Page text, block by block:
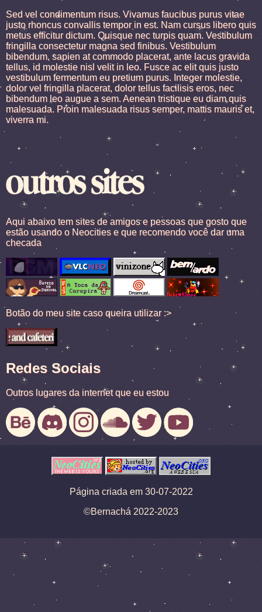
Sed vel condimentum risus. Vivamus faucibus purus vitae
justo rhoncus convallis tempor in est. Nam cursus libero quis
metus efficitur dictum. Quisque nec turpis quam. Vestibulum
fringilla consectetur magna sed finibus. Vestibulum
bibendum, sapien at commodo placerat, ante lacus gravida
tellus, id molestie nisl velit in leo. Fusce ac elit quis justo
vestibulum fermentum eu pretium purus. Integer molestie,
dolor vel fringilla placerat, dolor tellus facilisis eros, nec
bibendum leo augue a sem. Aenean tristique eu diam quis
malesuada. Proin malesuada risus semper, mattis mauris et,
viverra mi.
Aqui abaixo tem sites de amigos e pessoas que gosto que
estão usando o Neocities e que recomendo você dar uma
checada
Botão do meu site caso queira utilizar :>
Redes Sociais
Outros lugares da internet que eu estou
Página criada em 30-07-2022
©Bernachá 2022-2023